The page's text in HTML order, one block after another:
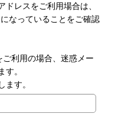
レスをご利用場合は、
なっていることをご確認
利用の場合、迷惑メー
。
す。